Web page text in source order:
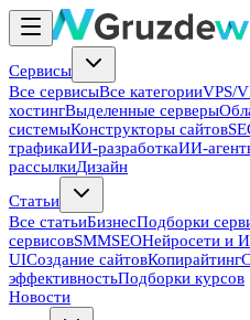
Сервисы
Все сервисыВсе категорииVPS/
хостингВыделенные серверы
системыКонструкторы сайтов
трафикаИИ-разработкаИИ-
рассылкиДизайн
Статьи
Все статьиБизнесПодборки
сервисовSMMSEOНейросети и
UIСоздание сайтовКопирайтинг
эффективностьПодборки курсов
Новости